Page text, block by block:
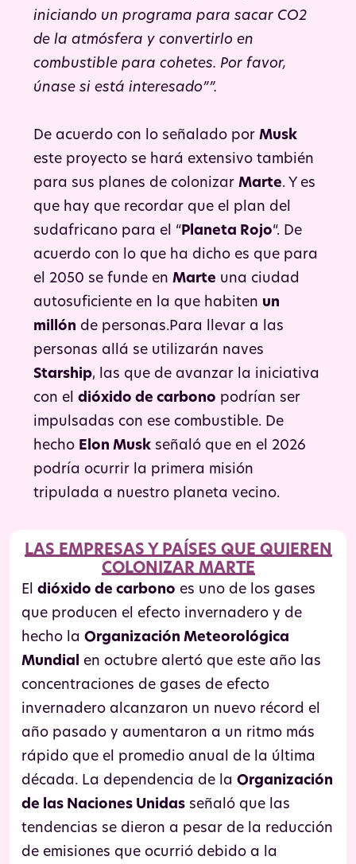
iniciando un programa para sacar CO2
de la atmósfera y convertirlo en
combustible para cohetes. Por favor,
únase si está interesado””.
De acuerdo con lo señalado por Musk
este proyecto se hará extensivo también
para sus planes de colonizar Marte. Y es
que hay que recordar que el plan del
sudafricano para el “ Planeta Rojo“. De
acuerdo con lo que ha dicho es que para
el 2050 se funde en Marte una ciudad
autosuficiente en la que habiten un
millón de personas.Para llevar a las
personas allá se utilizarán naves
Starship, las que de avanzar la iniciativa
con el dióxido de carbono podrían ser
impulsadas con ese combustible. De
hecho Elon Musk señaló que en el 2026
podría ocurrir la primera misión
tripulada a nuestro planeta vecino.
LAS EMPRESAS Y PAÍSES QUE QUIEREN
COLONIZAR MARTE
El dióxido de carbono es uno de los gases
que producen el efecto invernadero y de
hecho la Organización Meteorológica
Mundial
en octubre alertó que este año las
concentraciones de gases de efecto
invernadero alcanzaron un nuevo récord el
año pasado y aumentaron a un ritmo más
rápido que el promedio anual de la última
década. La dependencia de la Organización
de las Naciones Unidas señaló que las
tendencias se dieron a pesar de la reducción
de emisiones que ocurrió debido a la